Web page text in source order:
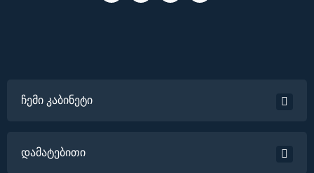
ჩემი კაბინეტი
დამატებითი